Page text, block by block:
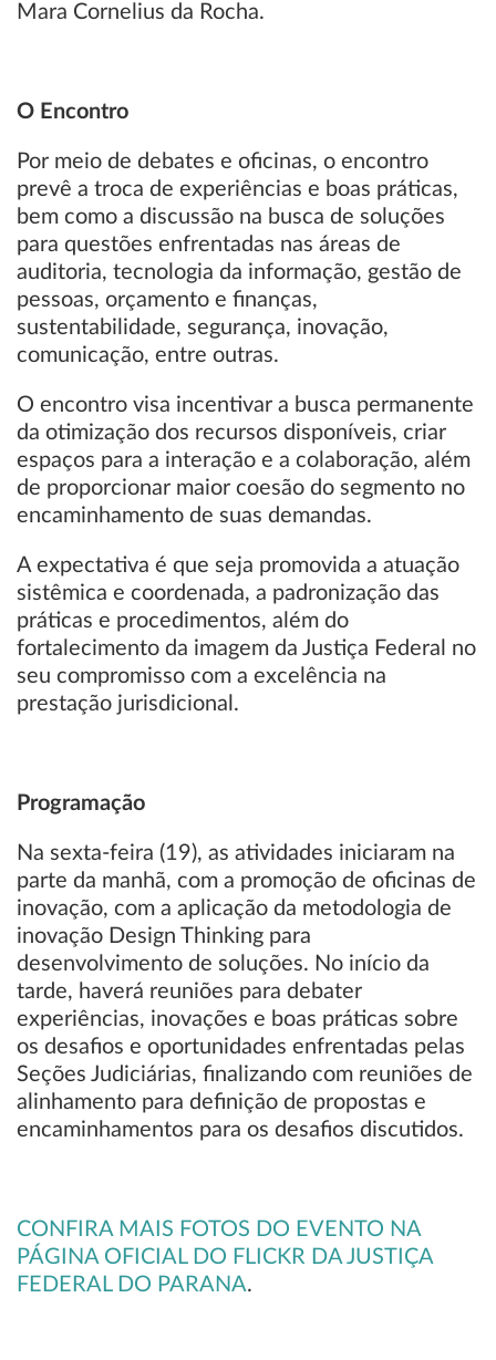
Mara Cornelius da Rocha.
O Encontro
Por meio de debates e oficinas, o encontro
prevê a troca de experiências e boas práticas,
bem como a discussão na busca de soluções
para questões enfrentadas nas áreas de
auditoria, tecnologia da informação, gestão de
pessoas, orçamento e finanças,
sustentabilidade, segurança, inovação,
comunicação, entre outras.
O encontro visa incentivar a busca permanente
da otimização dos recursos disponíveis, criar
espaços para a interação e a colaboração, além
de proporcionar maior coesão do segmento no
encaminhamento de suas demandas.
A expectativa é que seja promovida a atuação
sistêmica e coordenada, a padronização das
práticas e procedimentos, além do
fortalecimento da imagem da Justiça Federal no
seu compromisso com a excelência na
prestação jurisdicional.
Programação
Na sexta-feira (19), as atividades iniciaram na
parte da manhã, com a promoção de oficinas de
inovação, com a aplicação da metodologia de
inovação Design Thinking para
desenvolvimento de soluções. No início da
tarde, haverá reuniões para debater
experiências, inovações e boas práticas sobre
os desafios e oportunidades enfrentadas pelas
Seções Judiciárias, finalizando com reuniões de
alinhamento para definição de propostas e
encaminhamentos para os desafios discutidos.
CONFIRA MAIS FOTOS DO EVENTO NA
PÁGINA OFICIAL DO FLICKR DA JUSTIÇA
FEDERAL DO PARANA.